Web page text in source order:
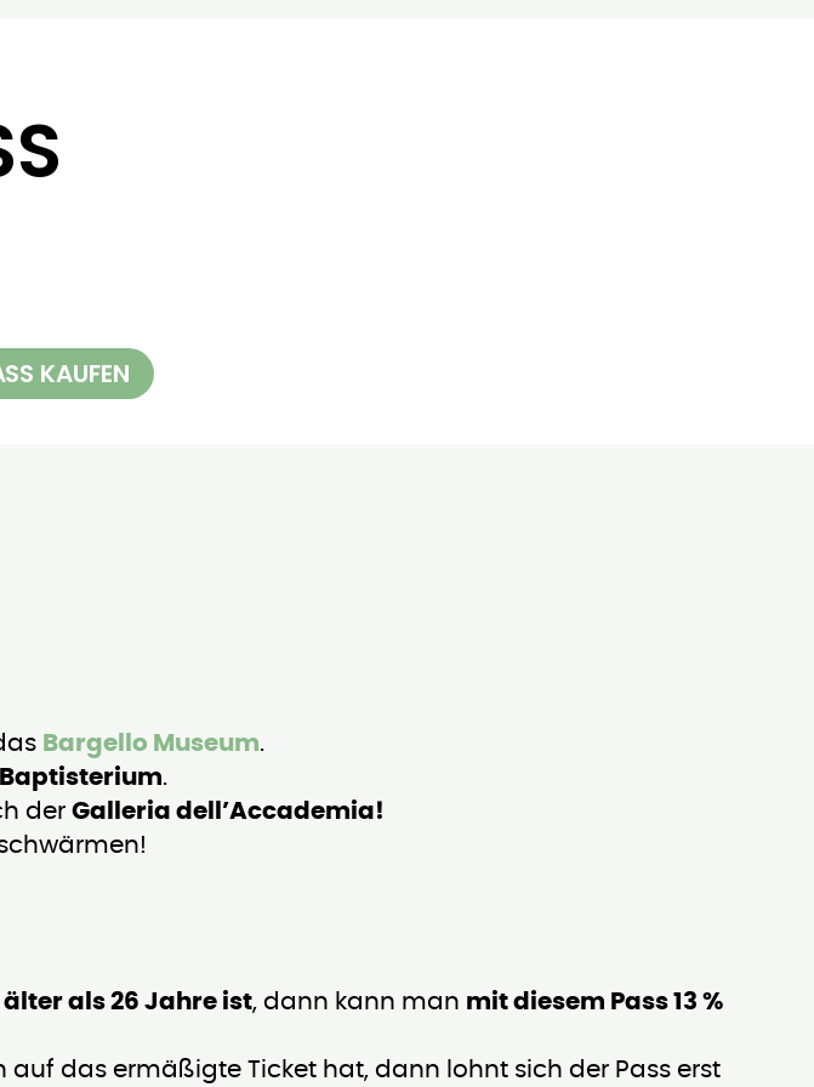
KAUFEN
Bargello Museum.
Baptisterium.
der Galleria dell’Accademia!
älter als 26 Jahre ist, dann kann man mit diesem Pass 13 %
das ermäßigte Ticket hat, dann lohnt sich der Pass erst